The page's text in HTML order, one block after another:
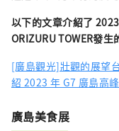
以下的文章介紹了
ORIZURU TOWER發
[廣島觀光]壯觀的展望
紹 2023 年 G7 廣島高
廣島美食展